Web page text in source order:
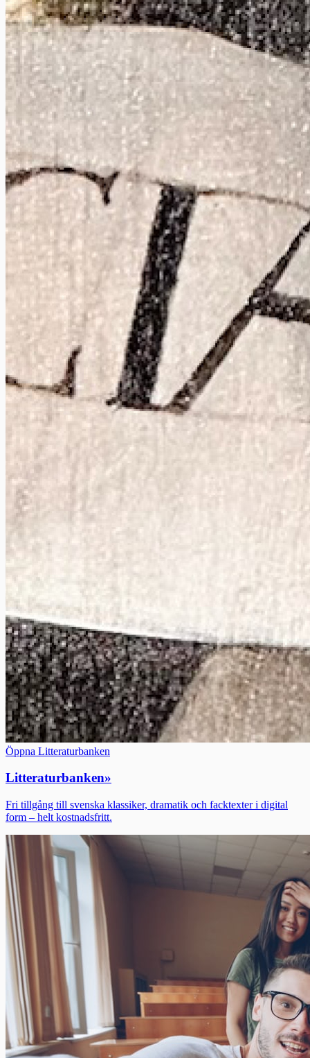
Öppna Litteraturbanken
Litteraturbanken»
Fri tillgång till svenska klassiker, dramatik och facktexter i digital
form – helt kostnadsfritt.